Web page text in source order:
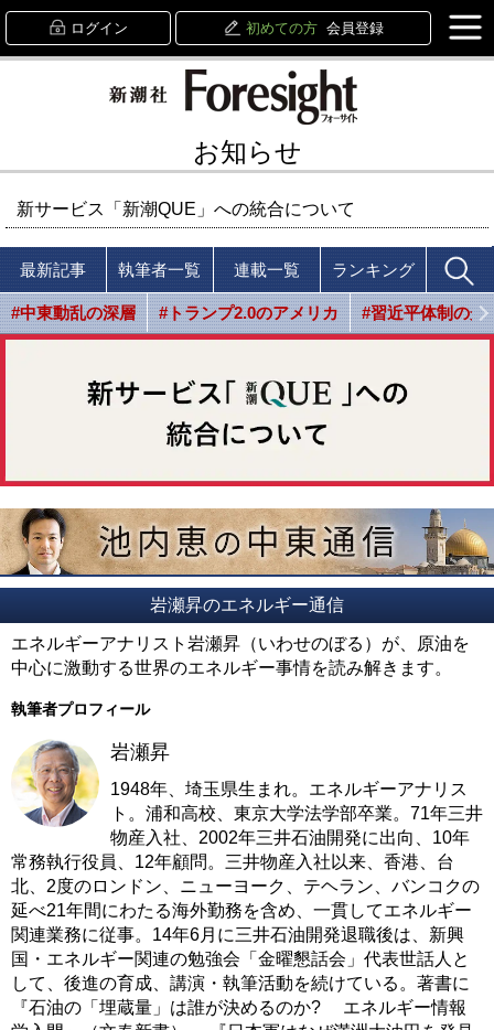
ログイン 初めての方 会員登録
お知らせ
新サービス「新潮QUE」への統合について
最新記事 執筆者一覧 連載一覧 ランキング
#中東動乱の深層 #トランプ2.0のアメリカ #習近平体制の光
岩瀬昇のエネルギー通信
エネルギーアナリスト岩瀬昇（いわせのぼる）が、原油を
中心に激動する世界のエネルギー事情を読み解きます。
執筆者プロフィール
岩瀬昇
1948年、埼玉県生まれ。エネルギーアナリス
ト。浦和高校、東京大学法学部卒業。71年三井
物産入社、2002年三井石油開発に出向、10年
常務執行役員、12年顧問。三井物産入社以来、香港、台
北、2度のロンドン、ニューヨーク、テヘラン、バンコクの
延べ21年間にわたる海外勤務を含め、一貫してエネルギー
関連業務に従事。14年6月に三井石油開発退職後は、新興
国・エネルギー関連の勉強会「金曜懇話会」代表世話人と
して、後進の育成、講演・執筆活動を続けている。著書に
『石油の「埋蔵量」は誰が決めるのか? エネルギー情報